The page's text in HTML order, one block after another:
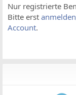
Nur registrierte
Bitte erst anmelden
Account.